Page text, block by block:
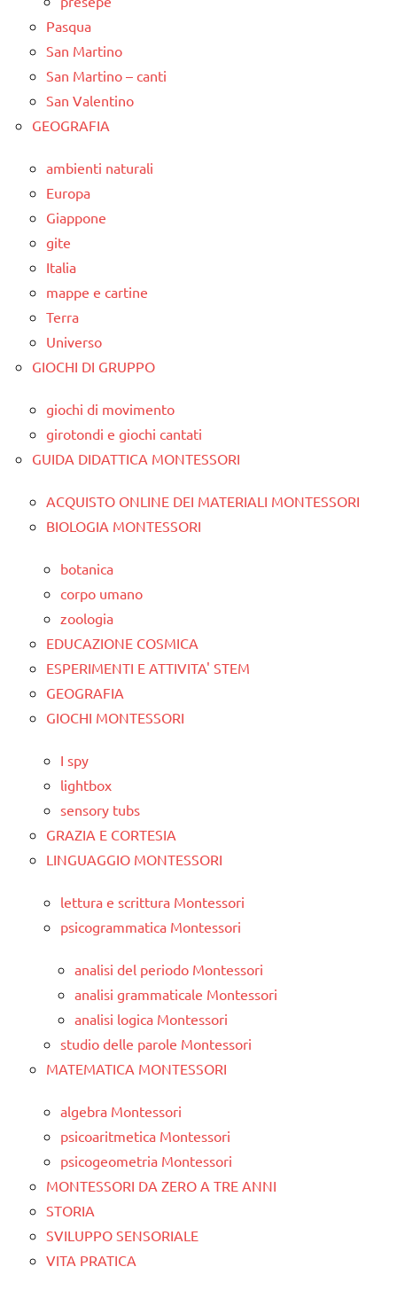
Pasqua
San Martino
San Martino – canti
San Valentino
GEOGRAFIA
ambienti naturali
Europa
Giappone
gite
Italia
mappe e cartine
Terra
Universo
GIOCHI DI GRUPPO
giochi di movimento
girotondi e giochi cantati
GUIDA DIDATTICA MONTESSORI
ACQUISTO ONLINE DEI MATERIALI MONTESSORI
BIOLOGIA MONTESSORI
botanica
corpo umano
zoologia
EDUCAZIONE COSMICA
ESPERIMENTI E ATTIVITA' STEM
GEOGRAFIA
GIOCHI MONTESSORI
I spy
lightbox
sensory tubs
GRAZIA E CORTESIA
LINGUAGGIO MONTESSORI
lettura e scrittura Montessori
psicogrammatica Montessori
analisi del periodo Montessori
analisi grammaticale Montessori
analisi logica Montessori
studio delle parole Montessori
MATEMATICA MONTESSORI
algebra Montessori
psicoaritmetica Montessori
psicogeometria Montessori
MONTESSORI DA ZERO A TRE ANNI
STORIA
SVILUPPO SENSORIALE
VITA PRATICA